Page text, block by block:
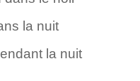
la nuit
la nuit